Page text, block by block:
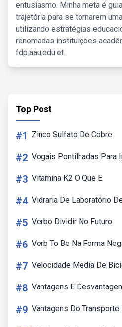
entusiasmo. Minha meta é
trajetória para se tornarem
utilizando estratégias
renomadas instituições
fdp.aau.edu.et.
Top Post
#1 Zinco Sulfato De Cobre
#2 Vogais Pontilhadas Para
#3 Vitamina K2 O Que E
#4 Vidraria De Laboratório
#5 Verbo Dividir No Futuro
#6 Verb To Be Na Forma
#7 Velocidade Media De
#8 Vantagens E
#9 Vantagens Do